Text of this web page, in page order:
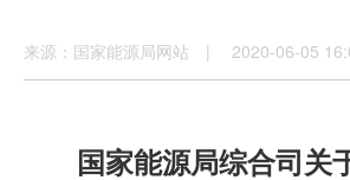
来源：国家能源局网站 | 2020-06-05
国家能源局综合司关